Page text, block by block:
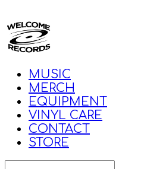
MUSIC
MERCH
EQUIPMENT
VINYL CARE
CONTACT
STORE